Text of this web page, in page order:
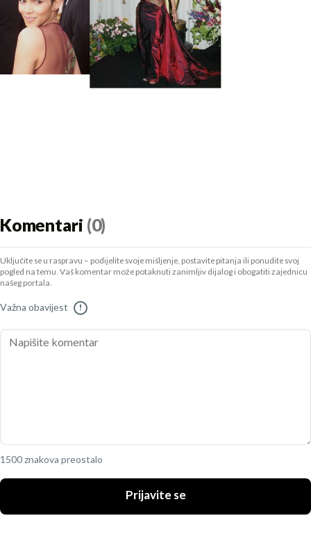
Komentari (0)
Uključite se u raspravu – podijelite svoje mišljenje, postavite pitanja ili ponudite svoj
pogled na temu. Vaš komentar može potaknuti zanimljiv dijalog i obogatiti zajednicu
našeg portala.
Važna obavijest !
1500 znakova preostalo
Prijavite se